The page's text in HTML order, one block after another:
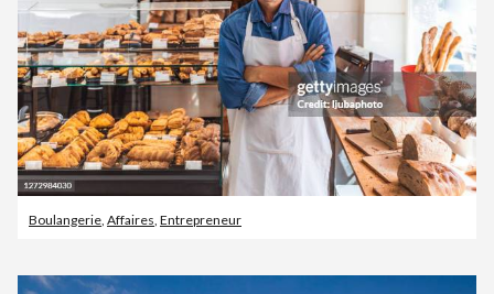
Boulangerie, Affaires, Entrepreneur